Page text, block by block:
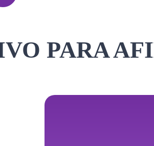
PARA